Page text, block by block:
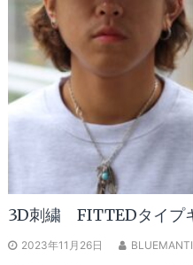
3D刺繍 FITTEDタイプ
2023年11月26日